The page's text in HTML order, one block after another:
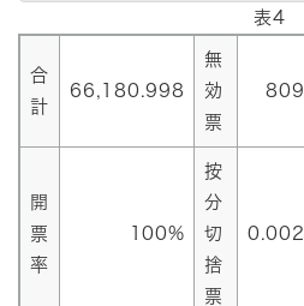
表4
合
計
66,180.998
無
効
票
809
開
票
率
100%
按
分
切
捨
票
0.002